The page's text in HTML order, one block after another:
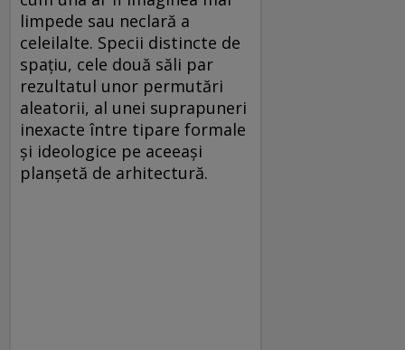
limpede sau neclară a
celeilalte. Specii distincte de
spațiu, cele două săli par
rezultatul unor permutări
aleatorii, al unei suprapuneri
inexacte între tipare formale
și ideologice pe aceeași
planșetă de arhitectură.